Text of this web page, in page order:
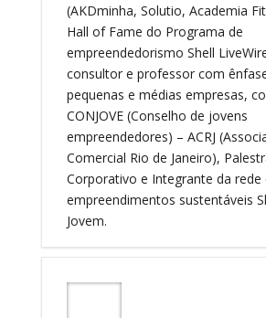
(AKDminha, Solutio, Academia
Hall of Fame do Programa de
empreendedorismo Shell
consultor e professor com
pequenas e médias empresas,
CONJOVE (Conselho de jovens
empreendedores) – ACRJ
Comercial Rio de Janeiro),
Corporativo e Integrante da rede
empreendimentos sustentáveis
Jovem.